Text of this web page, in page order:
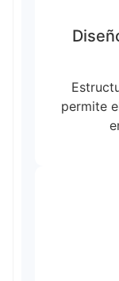
permite